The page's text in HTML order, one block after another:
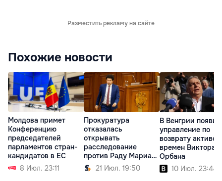
Разместить рекламу на сайте
Похожие новости
Молдова примет
Конференцию
председателей
парламентов стран-
кандидатов в ЕС
8 Июл. 23:11
Прокуратура
отказалась
открывать
расследование
против Раду Мариана
по делу MoldATSA
21 Июл. 19:50
В Венгрии
управление по
возврату активов
времен Виктора
Орбана
10 Июл. 23:44